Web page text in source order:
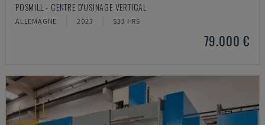
POSMILL - CENTRE D'USINAGE VERTICAL
ALLEMAGNE 2023 533 HRS
79.000 €